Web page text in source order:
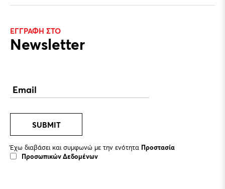
ΕΓΓΡΑΦΗ ΣΤΟ
Newsletter
SUBMIT
Έχω διαβάσει και συμφωνώ με την ενότητα Προστασία
Προσωπικών Δεδομένων